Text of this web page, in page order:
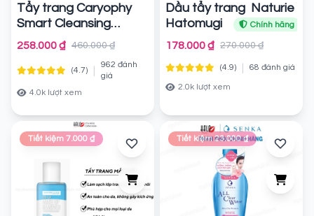
Tẩy trang Caryophy
Smart Cleansing
Water da dầu mụn
258.000 ₫ 460.000 ₫
(4.7)
962 đánh
giá
4.0k lượt xem
Dầu tẩy trang Naturie
Hatomugi
Chính hãng
178.000 ₫ 270.000 ₫
(4.9) 68 đánh giá
2.0k lượt xem
Tiết kiệm 7.000 ₫ Tiết kiệm 23.000 ₫